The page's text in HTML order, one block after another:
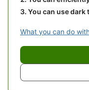
You can use dark
What you can do